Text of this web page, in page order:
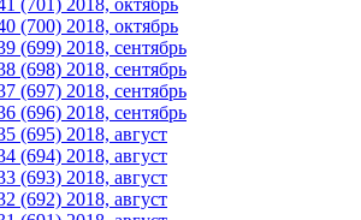
(700) 2018, октябрь
(699) 2018, сентябрь
(698) 2018, сентябрь
(697) 2018, сентябрь
(696) 2018, сентябрь
(695) 2018, август
(694) 2018, август
(693) 2018, август
(692) 2018, август